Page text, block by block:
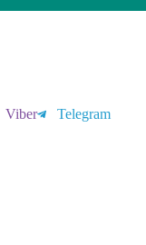
Viber Telegram